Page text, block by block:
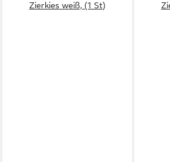
Zierkies weiß, (1 St)